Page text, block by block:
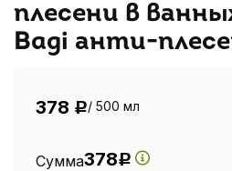
плесени в
Bagi анти-
378 Р/ 500 мл
Сумма378Р